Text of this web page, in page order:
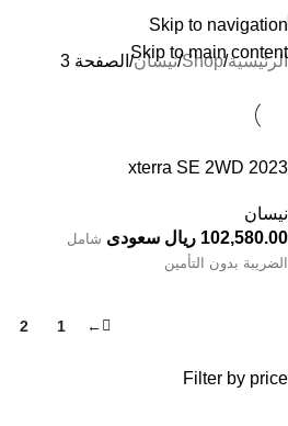
Skip to navigation
Skip to main content
Filter by price
الرئيسية Shop نيسان الصفحة 3
xterra SE 2WD 2023
نيسان
102,580.00 ريال سعودى
شامل
الضريبة بدون التأمين
←
1
2